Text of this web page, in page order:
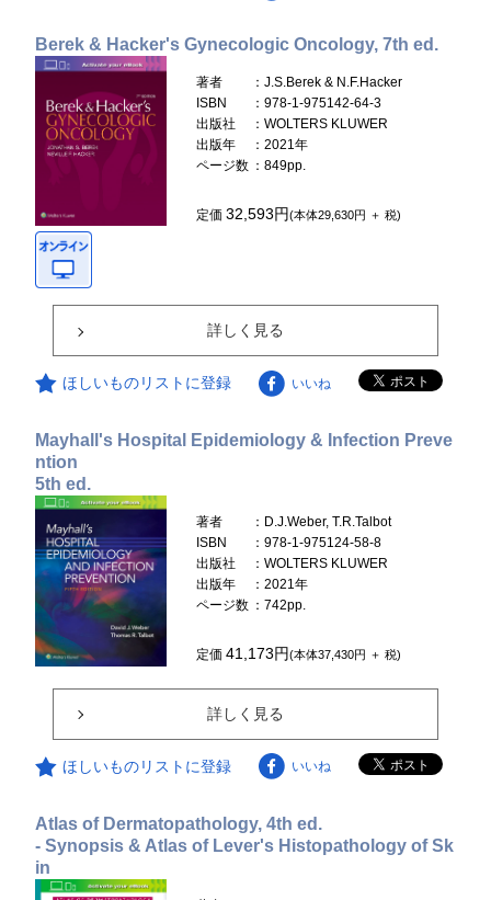
Berek & Hacker's Gynecologic Oncology, 7th ed.
著者
：J.S.Berek & N.F.Hacker
ISBN
：978-1-975142-64-3
出版社
：WOLTERS KLUWER
出版年
：2021年
ページ数 ：849pp.
定価32,593円(本体29,630円 ＋ 税)
詳しく見る
ほしいものリストに登録 いいね
Mayhall's Hospital Epidemiology & Infection Preve
ntion
5th ed.
著者
：D.J.Weber, T.R.Talbot
ISBN
：978-1-975124-58-8
出版社
：WOLTERS KLUWER
出版年
：2021年
ページ数 ：742pp.
定価41,173円(本体37,430円 ＋ 税)
詳しく見る
ほしいものリストに登録 いいね
Atlas of Dermatopathology, 4th ed.
- Synopsis & Atlas of Lever's Histopathology of Sk
in